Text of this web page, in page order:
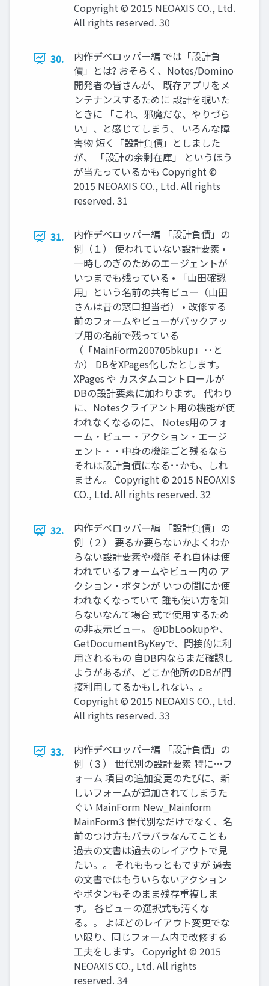
Copyright © 2015 NEOAXIS CO., Ltd.
All rights reserved. 30
30.
内作デベロッパー編 では「設計負
債」とは? おそらく、Notes/Domino
開発者の皆さんが、 既存アプリをメ
ンテナンスするために 設計を覗いた
ときに 「これ、邪魔だな、やりづら
い」、と感じてしまう、 いろんな障
害物 短く「設計負債」としました
が、 「設計の余剰在庫」 というほう
が当たっているかも Copyright ©
2015 NEOAXIS CO., Ltd. All rights
reserved. 31
31.
内作デベロッパー編 「設計負債」の
例（１） 使われていない設計要素 •
一時しのぎのためのエージェントが
いつまでも残っている • 「山田確認
用」という名前の共有ビュー（山田
さんは昔の窓口担当者） • 改修する
前のフォームやビューがバックアッ
プ用の名前で残っている
（「MainForm200705bkup」･･と
か） DBをXPages化したとします。
XPages や カスタムコントロールが
DBの設計要素に加わります。 代わり
に、Notesクライアント用の機能が使
われなくなるのに、 Notes用のフォ
ーム・ビュー・アクション・エージ
ェント・・中身の機能ごと残るなら
それは設計負債になる･･かも、しれ
ません。 Copyright © 2015 NEOAXIS
CO., Ltd. All rights reserved. 32
32.
内作デベロッパー編 「設計負債」の
例（２） 要るか要らないかよくわか
らない設計要素や機能 それ自体は使
われているフォームやビュー内の ア
クション・ボタンが いつの間にか使
われなくなっていて 誰も使い方を知
らないなんて場合 式で使用するため
の非表示ビュー。 @DbLookupや、
GetDocumentByKeyで、間接的に利
用されるもの 自DB内ならまだ確認し
ようがあるが、どこか他所のDBが間
接利用してるかもしれない。。
Copyright © 2015 NEOAXIS CO., Ltd.
All rights reserved. 33
33.
内作デベロッパー編 「設計負債」の
例（３） 世代別の設計要素 特に…フ
ォーム 項目の追加変更のたびに、新
しいフォームが追加されてしまうた
ぐい MainForm New_Mainform
MainForm3 世代別なだけでなく、名
前のつけ方もバラバラなんてことも
過去の文書は過去のレイアウトで見
たい。。 それももっともですが 過去
の文書ではもういらないアクション
やボタンもそのまま残存重複しま
す。 各ビューの選択式も汚くな
る。。 よほどのレイアウト変更でな
い限り、同じフォーム内で改修する
工夫をします。 Copyright © 2015
NEOAXIS CO., Ltd. All rights
reserved. 34